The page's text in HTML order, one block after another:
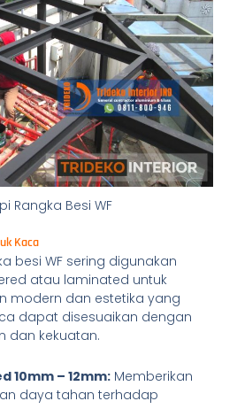
Rangka Besi WF
Kaca
besi WF sering digunakan
atau laminated untuk
modern dan estetika yang
dapat disesuaikan dengan
dan kekuatan.
10mm – 12mm:Memberikan
daya tahan terhadap